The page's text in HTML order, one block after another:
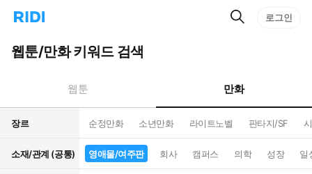
리
홈
으
턴
트
검
로그인
웹툰/만화 키워드 검색
웹툰 만화
장르 순정만화 소년만화 라이트노벨 판타지/SF
소재/관계 (공통) 영애물/여주판 회사 캠퍼스 의학 성장 일